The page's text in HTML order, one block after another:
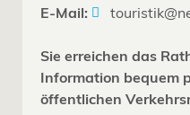
E-Mail:
Sie erreichen das
Information bequem
öffentlichen